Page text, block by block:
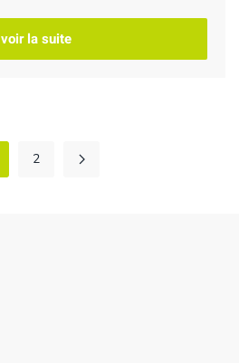
voir la suite
2